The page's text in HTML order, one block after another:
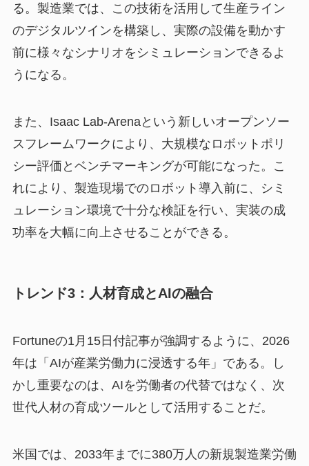
る。製造業では、この技術を活用して生産ライン
のデジタルツインを構築し、実際の設備を動かす
前に様々なシナリオをシミュレーションできるよ
うになる。
また、Isaac Lab-Arenaという新しいオープンソー
スフレームワークにより、大規模なロボットポリ
シー評価とベンチマーキングが可能になった。こ
れにより、製造現場でのロボット導入前に、シミ
ュレーション環境で十分な検証を行い、実装の成
功率を大幅に向上させることができる。
トレンド3：人材育成とAIの融合
Fortuneの1月15日付記事が強調するように、2026
年は「AIが産業労働力に浸透する年」である。し
かし重要なのは、AIを労働者の代替ではなく、次
世代人材の育成ツールとして活用することだ。
米国では、2033年までに380万人の新規製造業労働